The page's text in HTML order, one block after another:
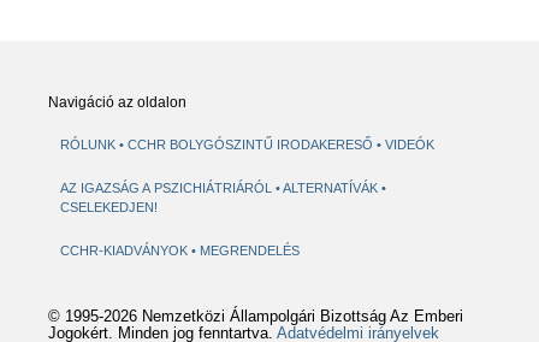
Navigáció az oldalon
RÓLUNK CCHR BOLYGÓSZINTŰ IRODAKERESŐ VIDEÓK
AZ IGAZSÁG A PSZICHIÁTRIÁRÓL ALTERNATÍVÁK
CSELEKEDJEN!
CCHR-KIADVÁNYOK MEGRENDELÉS
© 1995-2026 Nemzetközi Állampolgári Bizottság Az Emberi
Jogokért. Minden jog fenntartva. Adatvédelmi irányelvek